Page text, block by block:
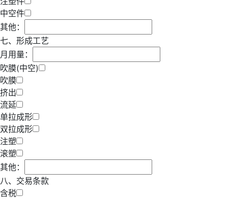
中空件
其他：
七、形成工艺
月用量：
吹膜(中空)
吹膜
挤出
流延
单拉成形
双拉成形
注塑
滚塑
其他：
八、交易条款
含税